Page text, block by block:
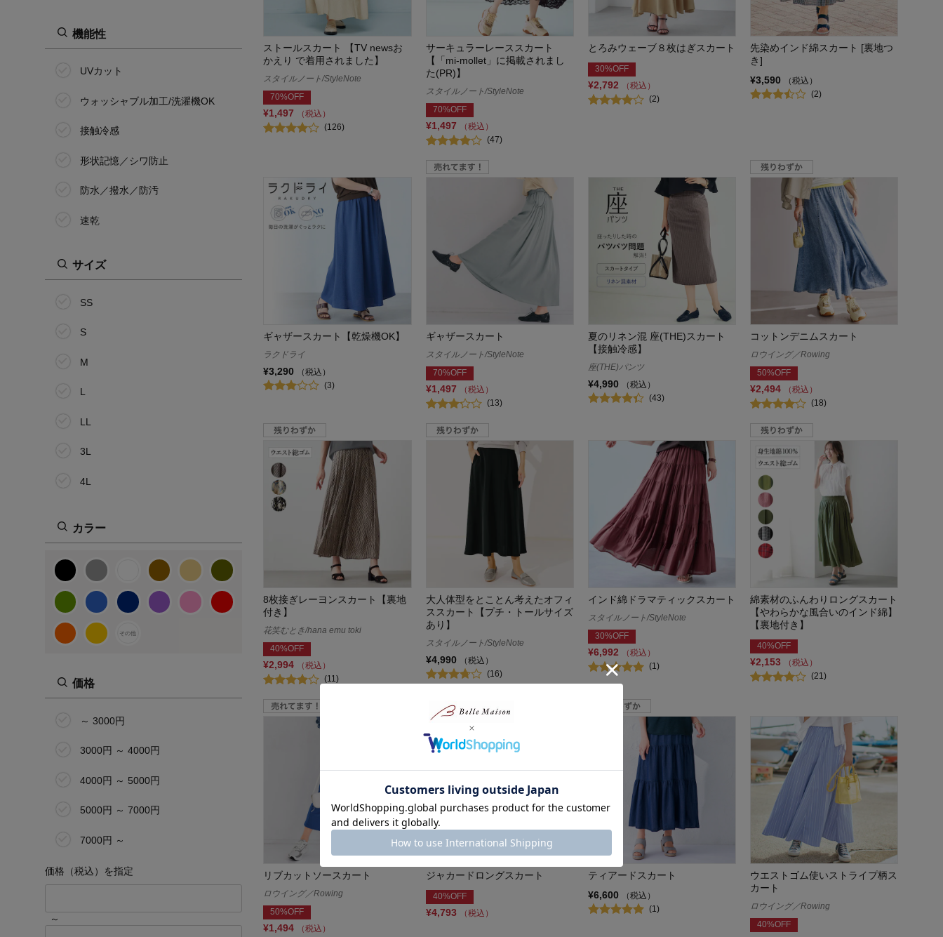
機能性
UVカット
ウォッシャブル加工/洗濯機OK
接触冷感
形状記憶／シワ防止
防水／撥水／防汚
速乾
サイズ
SS
S
M
L
LL
3L
4L
6L
64cm(9号)
67cm(11号)
70cm(13号)
76cm(17号)
80cm(19号)
その他
カラー
その他
価格
～ 3000円
3000円 ～ 4000円
4000円 ～ 5000円
5000円 ～ 7000円
7000円 ～
価格（税込）を指定
～
ストールスカート 【TV newsお
かえり で着用されました】
スタイルノート/StyleNote
70%OFF
¥1,497
（税込）
(126)
サーキュラーレーススカート
【「mi-mollet」に掲載されまし
た(PR)】
スタイルノート/StyleNote
70%OFF
¥1,497
（税込）
(47)
とろみウェーブ８枚はぎスカート
30%OFF
¥2,792
（税込）
(2)
先染めインド綿スカート [裏地つ
き]
¥3,590
（税込）
(2)
ギャザースカート【乾燥機OK】
ラクドライ
¥3,290
（税込）
(3)
ギャザースカート
スタイルノート/StyleNote
70%OFF
¥1,497
（税込）
(13)
夏のリネン混 座(THE)スカート
【接触冷感】
座(THE)パンツ
¥4,990
（税込）
(43)
コットンデニムスカート
ロウイング／Rowing
50%OFF
¥2,494
（税込）
(18)
8枚接ぎレーヨンスカート【裏地
付き】
花笑むとき/hana emu toki
40%OFF
¥2,994
（税込）
(11)
大人体型をとことん考えたオフィ
ススカート【プチ・トールサイズ
あり】
スタイルノート/StyleNote
¥4,990
（税込）
(16)
インド綿ドラマティックスカート
スタイルノート/StyleNote
30%OFF
¥6,992
（税込）
(1)
綿素材のふんわりロングスカート
【やわらかな風合いのインド綿】
【裏地付き】
40%OFF
¥2,153
（税込）
(21)
リブカットソースカート
ロウイング／Rowing
50%OFF
¥1,494
（税込）
ジャカードロングスカート
40%OFF
¥4,793 （税込）
ティアードスカート
¥6,600
（税込）
(1)
ウエストゴム使いストライプ柄ス
カート
ロウイング／Rowing
40%OFF